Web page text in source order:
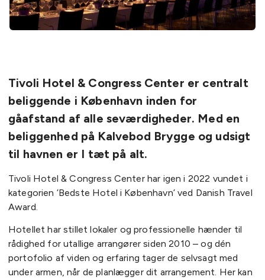
Tivoli Hotel & Congress Center er centralt
beliggende i København inden for
gåafstand af alle seværdigheder. Med en
beliggenhed på Kalvebod Brygge og udsigt
til havnen er I tæt på alt.
Tivoli Hotel & Congress Center har igen i 2022 vundet i
kategorien ’Bedste Hotel i København’ ved Danish Travel
Award.
Hotellet har stillet lokaler og professionelle hænder til
rådighed for utallige arrangører siden 2010 – og dén
portofolio af viden og erfaring tager de selvsagt med
under armen, når de planlægger dit arrangement. Her kan